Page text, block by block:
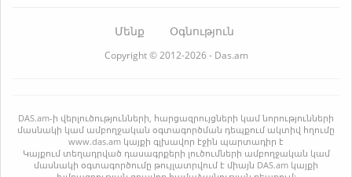
Մենք Օգնություն
Copyright © 2012-2026 - Das.am
DAS.am-ի վերլուծությունների, հարցազրույցների կամ նորությունների
մասնակի կամ ամբողջական օգտագործման դեպքում ակտիվ հղումը
www.das.am կայքի գլխավոր էջին պարտադիր է
Կայքում տեղադրված դասագրքերի լուծումների ամբողջական կամ
մասնակի օգտագործումը թույլատրվում է միայն DAS.am կայքի